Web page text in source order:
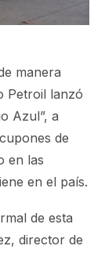
manera
Petroil lanzó
Azul”, a
de
en las
en el país.
de esta
director de